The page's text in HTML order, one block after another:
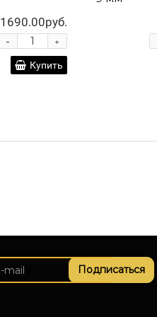
1690.00руб.
+
-
Купить
Подписаться